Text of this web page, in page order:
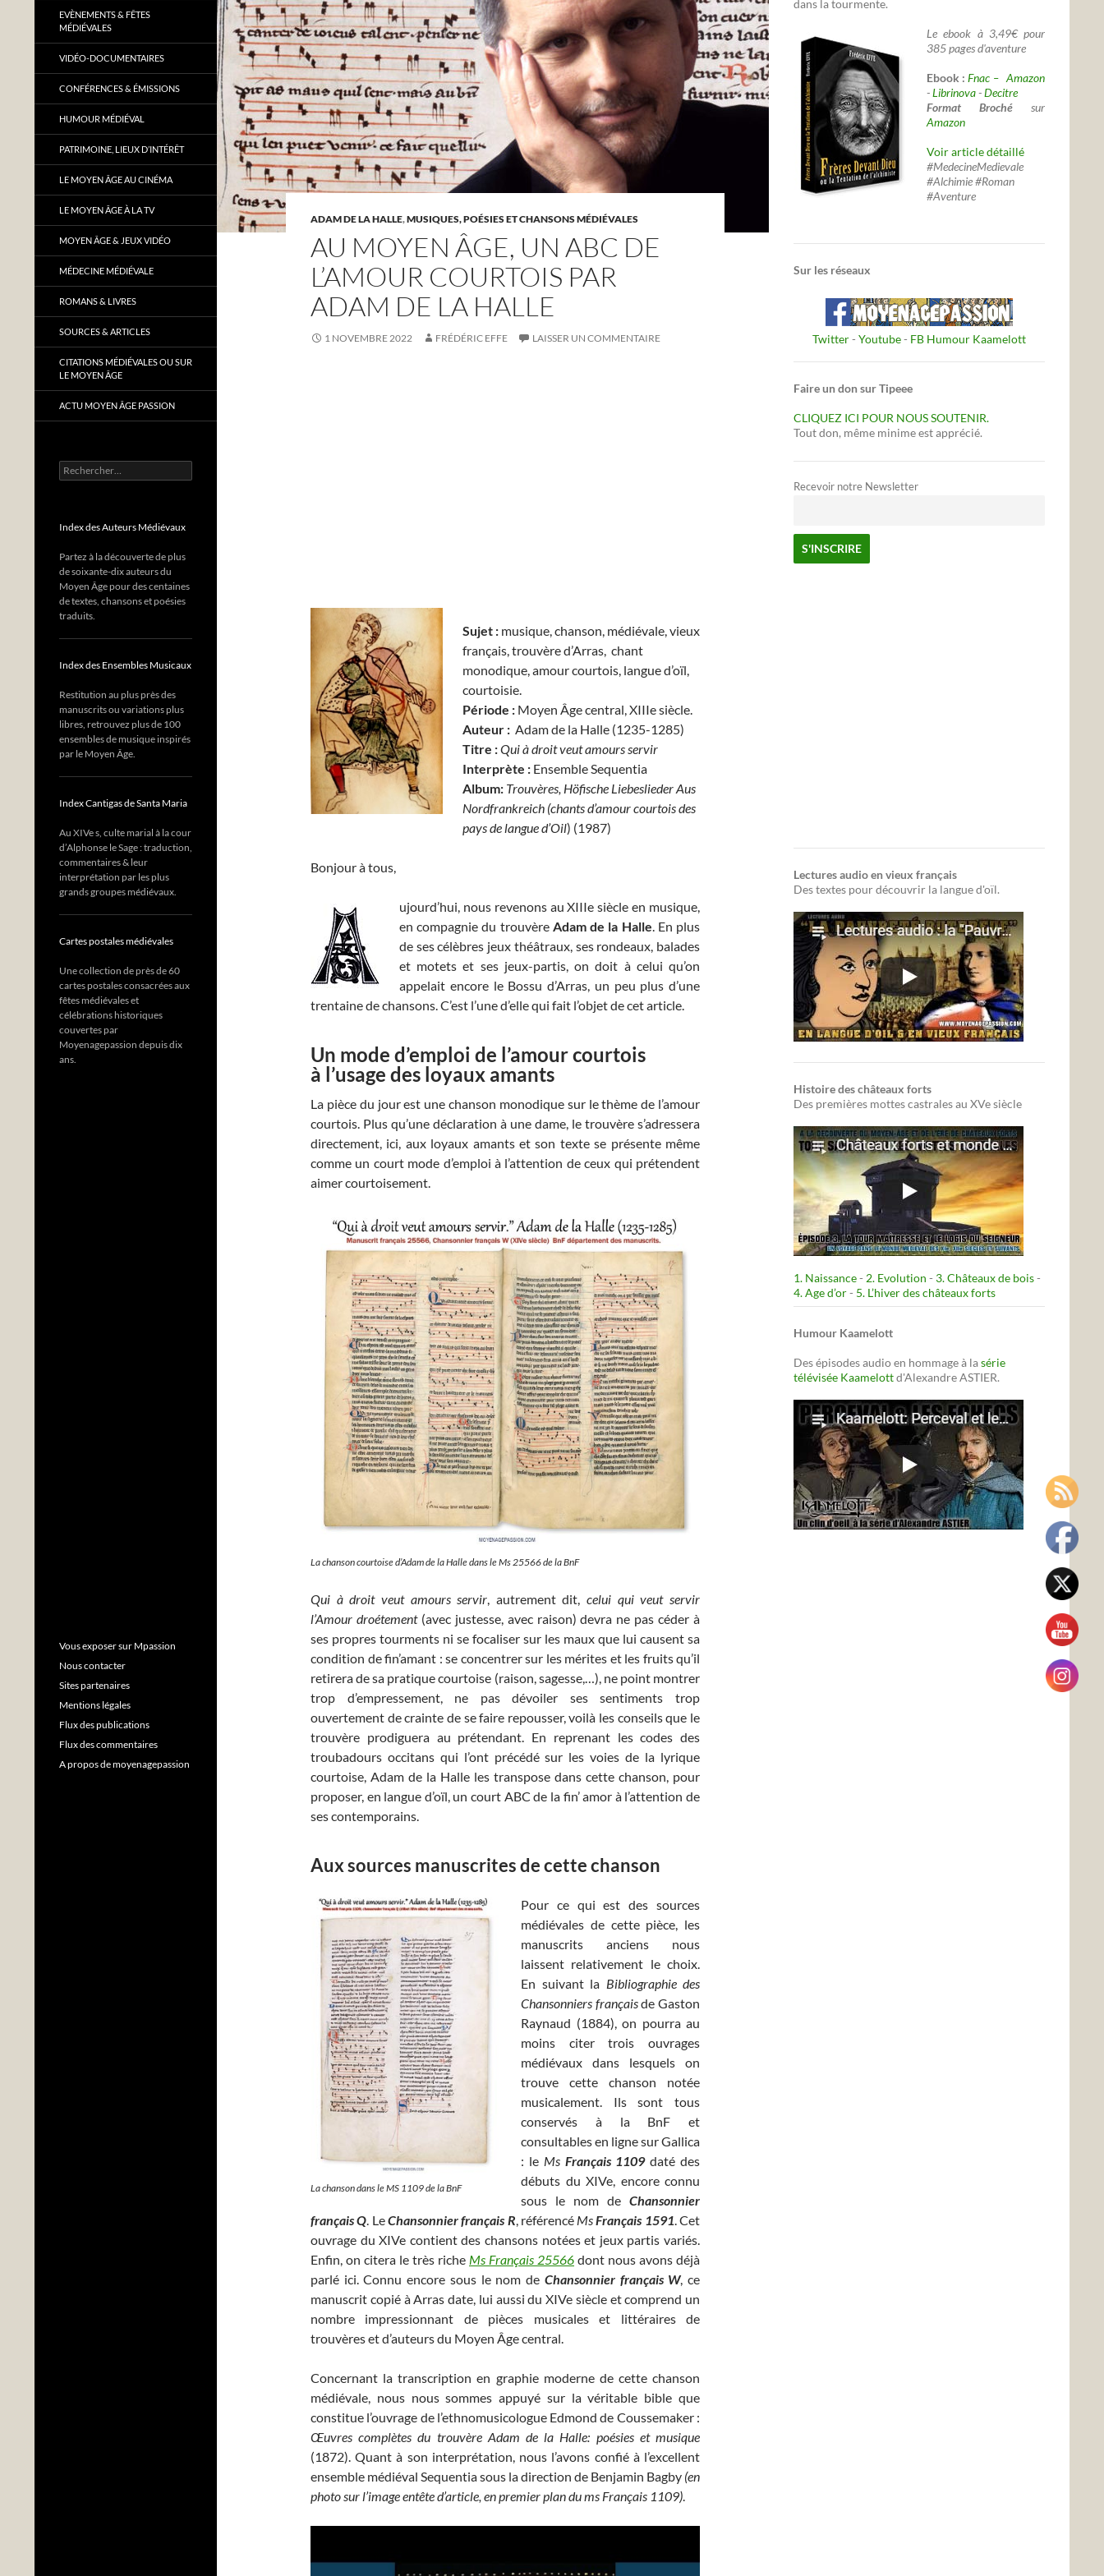
ADAM DE LA HALLE,MUSIQUES, POÉSIES ET CHANSONS MÉDIÉVALES
AU MOYEN ÂGE, UN ABC DE
L’AMOUR COURTOIS PAR
ADAM DE LA HALLE
1 NOVEMBRE 2022 FRÉDÉRIC EFFE LAISSER UN COMMENTAIRE
Sujet : musique, chanson, médiévale, vieux
français, trouvère d’Arras, chant
monodique, amour courtois, langue d’oïl,
courtoisie.
Période : Moyen Âge central, XIIIe siècle.
Auteur : Adam de la Halle (1235-1285)
Titre :Qui à droit veut amours servir
Interprète : Ensemble Sequentia
Album: Trouvères, Höfische Liebeslieder Aus
Nordfrankreich (chants d’amour courtois des
pays de langue d’Oil) (1987)
Bonjour à tous,
ujourd’hui, nous revenons au XIIIe siècle en musique,
en compagnie du trouvère Adam de la Halle. En plus
de ses célèbres jeux théâtraux, ses rondeaux, balades
et motets et ses jeux-partis, on doit à celui qu’on
appelait encore le Bossu d’Arras, un peu plus d’une
trentaine de chansons. C’est l’une d’elle qui fait l’objet de cet article.
Un mode d’emploi de l’amour courtois
à l’usage des loyaux amants
La pièce du jour est une chanson monodique sur le thème de l’amour
courtois. Plus qu’une déclaration à une dame, le trouvère s’adressera
directement, ici, aux loyaux amants et son texte se présente même
comme un court mode d’emploi à l’attention de ceux qui prétendent
aimer courtoisement.
La chanson courtoise d’Adam de la Halle dans le Ms 25566 de la BnF
Qui à droit veut amours servir, autrement dit,celui qui veut servir
l’Amour droétement(avec justesse, avec raison) devra ne pas céder à
ses propres tourments ni se focaliser sur les maux que lui causent sa
condition de fin’amant : se concentrer sur les mérites et les fruits qu’il
retirera de sa pratique courtoise (raison, sagesse,…), ne point montrer
trop d’empressement, ne pas dévoiler ses sentiments trop
ouvertement de crainte de se faire repousser, voilà les conseils que le
trouvère prodiguera au prétendant. En reprenant les codes des
troubadours occitans qui l’ont précédé sur les voies de la lyrique
courtoise, Adam de la Halle les transpose dans cette chanson, pour
proposer, en langue d’oïl, un court ABC de la fin’ amor à l’attention de
ses contemporains.
Aux sources manuscrites de cette chanson
La chanson dans le MS 1109 de la BnF
Pour ce qui est des sources
médiévales de cette pièce, les
manuscrits anciens nous
laissent relativement le choix.
En suivant la Bibliographie des
Chansonniers françaisde Gaston
Raynaud (1884), on pourra au
moins citer trois ouvrages
médiévaux dans lesquels on
trouve cette chanson notée
musicalement. Ils sont tous
conservés à la BnF et
consultables en ligne sur Gallica
: le Ms Français 1109daté des
débuts du XIVe, encore connu
sous le nom de Chansonnier
français Q. LeChansonnier français R, référencé MsFrançais 1591. Cet
ouvrage du XIVe contient des chansons notées et jeux partis variés.
Enfin, on citera le très riche Ms Français 25566 dont nous avons déjà
parlé ici. Connu encore sous le nom de Chansonnier français W, ce
manuscrit copié à Arras date, lui aussi du XIVe siècle et comprend un
nombre impressionnant de pièces musicales et littéraires de
trouvères et d’auteurs du Moyen Âge central.
Concernant la transcription en graphie moderne de cette chanson
médiévale, nous nous sommes appuyé sur la véritable bible que
constitue l’ouvrage de l’ethnomusicologue Edmond de Coussemaker :
Œuvres complètes du trouvère Adam de la Halle: poésies et musique
(1872). Quant à son interprétation, nous l’avons confié à l’excellent
ensemble médiéval Sequentia sous la direction de Benjamin Bagby (en
photo sur l’image entête d’article, en premier plan du ms Français 1109).
dans la tourmente.
Le ebook à 3,49€ pour
385 pages d'aventure
Ebook :Fnac – Amazon
-Librinova-Decitre
Format Broché sur
Amazon
Voir article détaillé
#MedecineMedievale
#Alchimie #Roman
#Aventure
Sur les réseaux
Twitter- Youtube- FB Humour Kaamelott
Faire un don sur Tipeee
CLIQUEZ ICI POUR NOUS SOUTENIR.
Tout don, même minime est apprécié.
Recevoir notre Newsletter
Lectures audio en vieux français
Des textes pour découvrir la langue d'oïl.
Histoire des châteaux forts
Des premières mottes castrales au XVe siècle
1. Naissance- 2. Evolution - 3. Châteaux de bois-
4. Age d’or- 5. L’hiver des châteaux forts
Humour Kaamelott
Des épisodes audio en hommage à lasérie
télévisée Kaamelottd'Alexandre ASTIER.
EVÈNEMENTS & FÊTES
MÉDIÉVALES
VIDÉO-DOCUMENTAIRES
CONFÉRENCES & ÉMISSIONS
HUMOUR MÉDIÉVAL
PATRIMOINE, LIEUX D’INTÉRÊT
LE MOYEN ÂGE AU CINÉMA
LE MOYEN ÂGE À LA TV
MOYEN ÂGE & JEUX VIDÉO
MÉDECINE MÉDIÉVALE
ROMANS & LIVRES
SOURCES & ARTICLES
CITATIONS MÉDIÉVALES OU SUR
LE MOYEN ÂGE
ACTU MOYEN ÂGE PASSION
Rechercher :
Index des Auteurs Médiévaux
Partez à la découverte de plus
de soixante-dix auteurs du
Moyen Âge pour des centaines
de textes, chansons et poésies
traduits.
Index des Ensembles Musicaux
Restitution au plus près des
manuscrits ou variations plus
libres, retrouvez plus de 100
ensembles de musique inspirés
par le Moyen Âge.
Index Cantigas de Santa Maria
Au XIVe s, culte marial à la cour
d’Alphonse le Sage : traduction,
commentaires & leur
interprétation par les plus
grands groupes médiévaux.
Cartes postales médiévales
Une collection de près de 60
cartes postales consacrées aux
fêtes médiévales et
célébrations historiques
couvertes par
Moyenagepassion depuis dix
ans.
Vous exposer sur Mpassion
Nous contacter
Sites partenaires
Mentions légales
Flux des publications
Flux des commentaires
A propos de moyenagepassion